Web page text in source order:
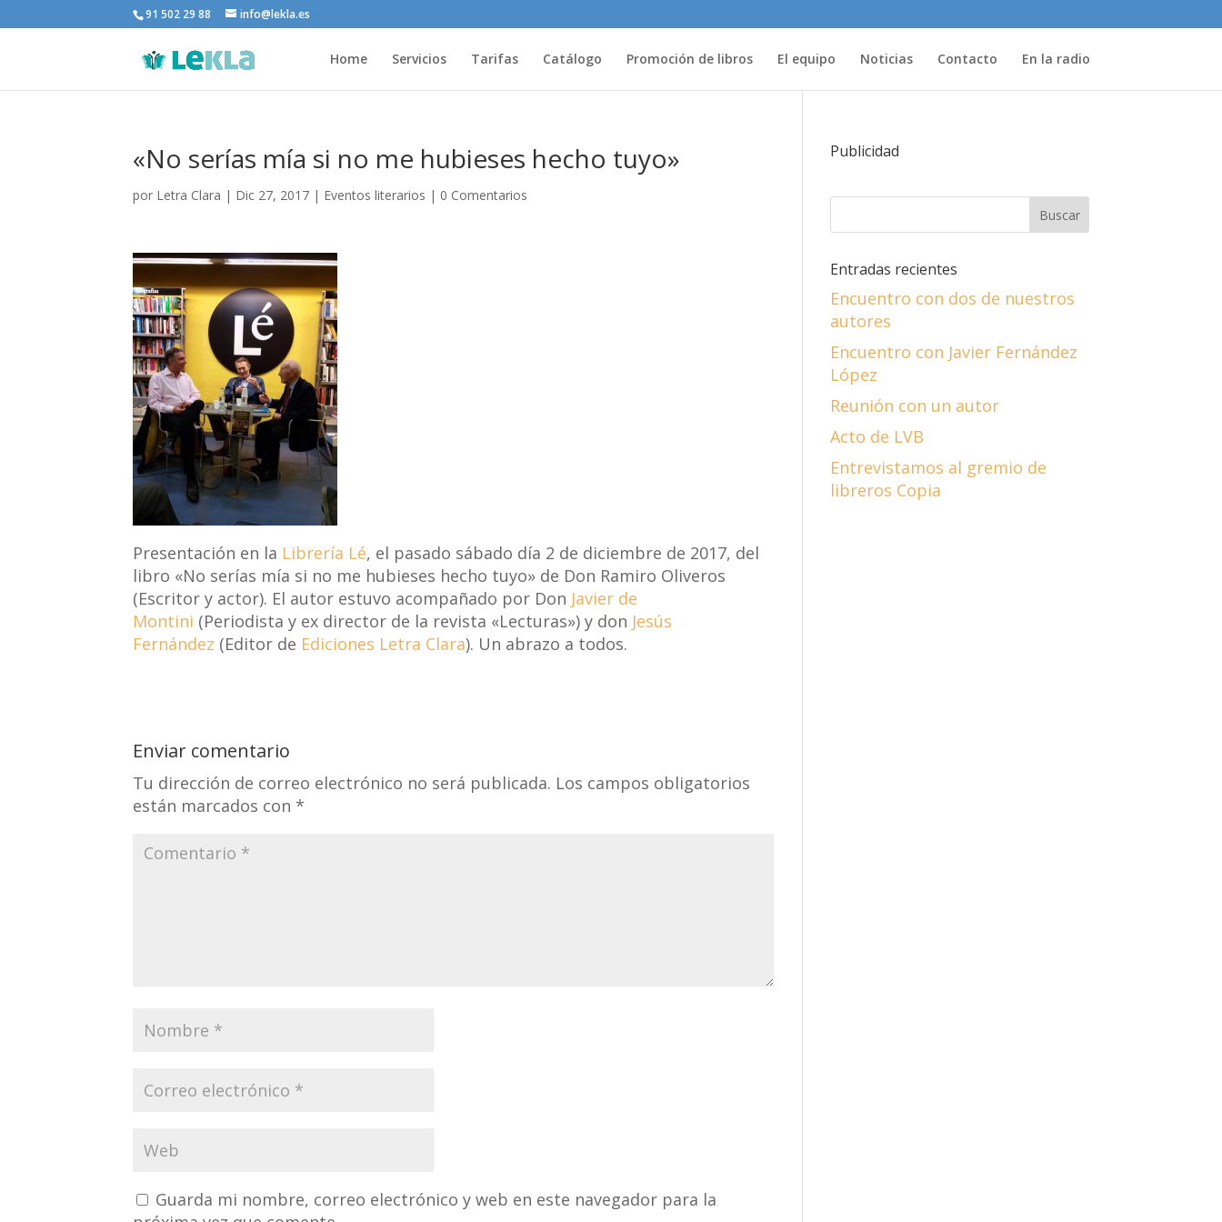
91 502 29 88 info@lekla.es
Home Servicios Tarifas Catálogo Promoción de libros El equipo Noticias Contacto En la radio
«No serías mía si no me hubieses hecho tuyo»
por Letra Clara | Dic 27, 2017| Eventos literarios | 0 Comentarios
Presentación en la Librería Lé, el pasado sábado día 2 de diciembre de 2017, del
libro «No serías mía si no me hubieses hecho tuyo» de Don Ramiro Oliveros
(Escritor y actor). El autor estuvo acompañado por Don Javier de
Montini (Periodista y ex director de la revista «Lecturas») y don Jesús
Fernández (Editor de Ediciones Letra Clara). Un abrazo a todos.
Enviar comentario
Tu dirección de correo electrónico no será publicada. Los campos obligatorios
están marcados con *
Guarda mi nombre, correo electrónico y web en este navegador para la
Publicidad
Entradas recientes
Encuentro con dos de nuestros
autores
Encuentro con Javier Fernández
López
Reunión con un autor
Acto de LVB
Entrevistamos al gremio de
libreros Copia